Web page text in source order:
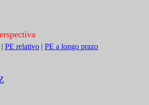
| PE relativo | PE a longo prazo